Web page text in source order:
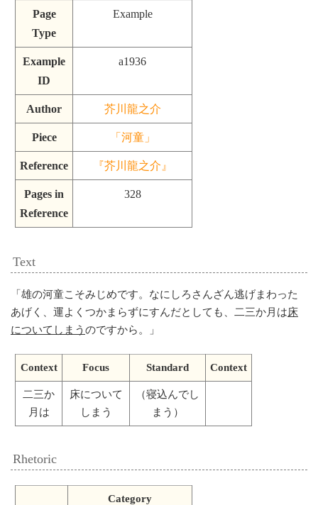
Page
Type
Example
Example
ID
a1936
Author 芥川龍之介
Piece 「河童」
Reference 『芥川龍之介』
Pages in
Reference
328
Text
「 雄の河童こそみじめです。なにしろさんざん逃げまわった
あげく、運よくつかまらずにすんだとしても、二三か月は床
についてしまう のですから。 」
Context Focus Standard Context
二三か
月は
床について
しまう
（寝込んでし
まう）
Rhetoric
Category